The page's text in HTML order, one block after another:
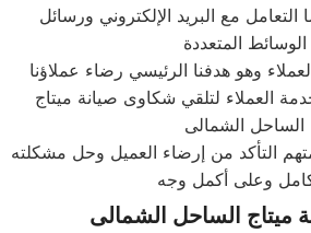
التعامل مع البريد الإلكتروني ورسائل
الوسائط المتعددة
وهو هدفنا الرئيسي رضاء عملاؤنا
العملاء لتلقي شكاوى صيانة ميتاج
الساحل الشمالى
التأكد من إرضاء العميل وحل مشكلته
وعلى أكمل وجه
ميتاج الساحل الشمالى